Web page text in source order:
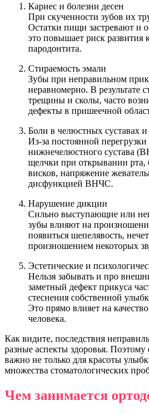
Кариес и болезни десен
При скученности зубов их
Остатки пищи застревают и
это повышает риск развития
пародонтита.
Стираемость эмали
Зубы при неправильном
неравномерно. В результате
трещины и сколы, часто
дефекты в пришеечной
Боли в челюстных суставах
Из-за постоянной
нижнечелюстного сустава
щелчки при открывании рта,
висков, напряжение
дисфункцией ВНЧС.
Нарушение дикции
Сильно выступающие или
зубы влияют на
появиться шепелявость,
произношением некоторых
Эстетические и
Нельзя забывать и про
заметный дефект прикуса
стеснения собственной
Это прямо влияет на
человека.
Как видите, последствия
разные аспекты здоровья. Поэтому
важно не только для красоты
множества стоматологических
Чем занимается